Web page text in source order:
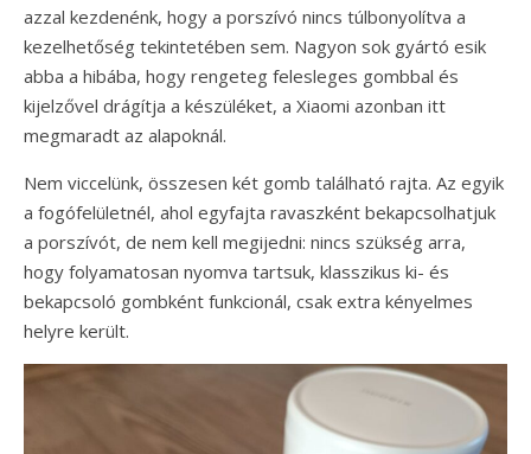
azzal kezdenénk, hogy a porszívó nincs túlbonyolítva a
kezelhetőség tekintetében sem. Nagyon sok gyártó esik
abba a hibába, hogy rengeteg felesleges gombbal és
kijelzővel drágítja a készüléket, a Xiaomi azonban itt
megmaradt az alapoknál.
Nem viccelünk, összesen két gomb található rajta. Az egyik
a fogófelületnél, ahol egyfajta ravaszként bekapcsolhatjuk
a porszívót, de nem kell megijedni: nincs szükség arra,
hogy folyamatosan nyomva tartsuk, klasszikus ki- és
bekapcsoló gombként funkcionál, csak extra kényelmes
helyre került.